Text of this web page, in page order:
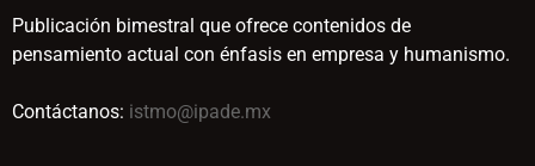
Publicación bimestral que ofrece contenidos de
pensamiento actual con énfasis en empresa y humanismo.
Contáctanos: istmo@ipade.mx